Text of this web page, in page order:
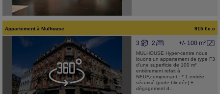
Appartement à Mulhouse 915 €c.c
+/- 100 m²
3 2
MULHOUSE Hyper-centre nous
louons un appartement de type F3
d'une superficie de 100 m²
entièrement refait à
NEUF,comprenant : * 1 entrée
sécurisé (porte blindée) +
dégagement d...